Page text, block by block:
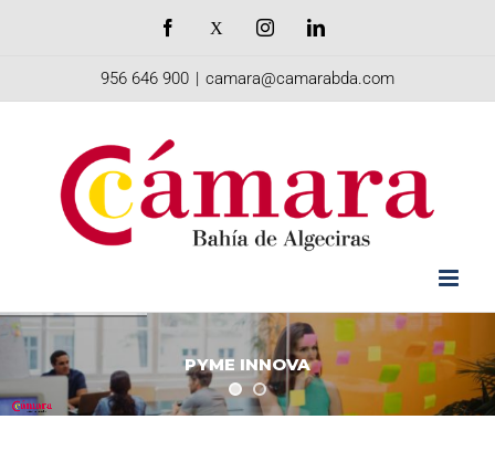
Facebook InstagramLinkedIn
956 646 900 | camara@camarabda.com
PYME INNOVA